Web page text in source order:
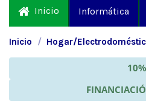
Inicio Informática
Inicio Hogar/